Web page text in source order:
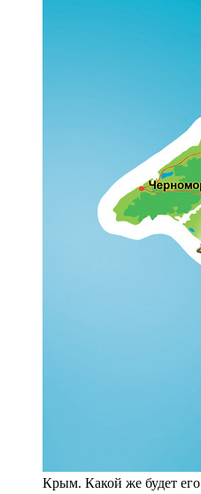
Крым. Какой же будет